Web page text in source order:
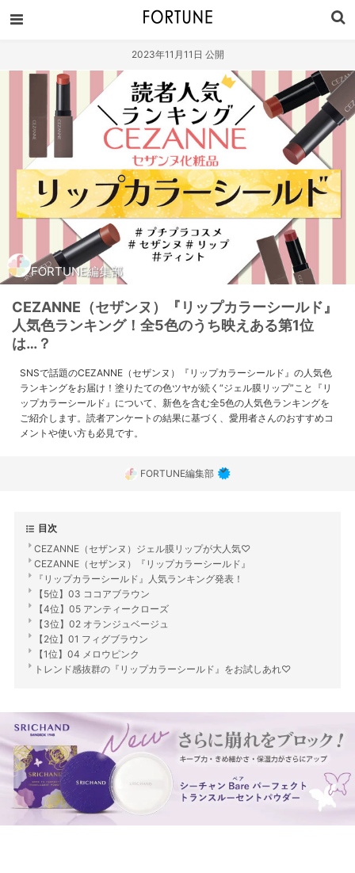
2023年11月11日 公開
FORTUNE編集部
CEZANNE（セザンヌ）『リップカラーシールド』
人気色ランキング！全5色のうち映えある第1位
は…？
SNSで話題のCEZANNE（セザンヌ）『リップカラーシールド』の人気色
ランキングをお届け！塗りたての色ツヤが続く“ジェル膜リップ”こと『リ
ップカラーシールド』について、新色を含む全5色の人気色ランキングを
ご紹介します。読者アンケートの結果に基づく、愛用者さんのおすすめコ
メントや使い方も必見です。
FORTUNE編集部
目次
CEZANNE（セザンヌ）ジェル膜リップが大人気♡
CEZANNE（セザンヌ）『リップカラーシールド』
『リップカラーシールド』人気ランキング発表！
【5位】03 ココアブラウン
【4位】05 アンティークローズ
【3位】02 オランジュベージュ
【2位】01 フィグブラウン
【1位】04 メロウピンク
トレンド感抜群の『リップカラーシールド』をお試しあれ♡